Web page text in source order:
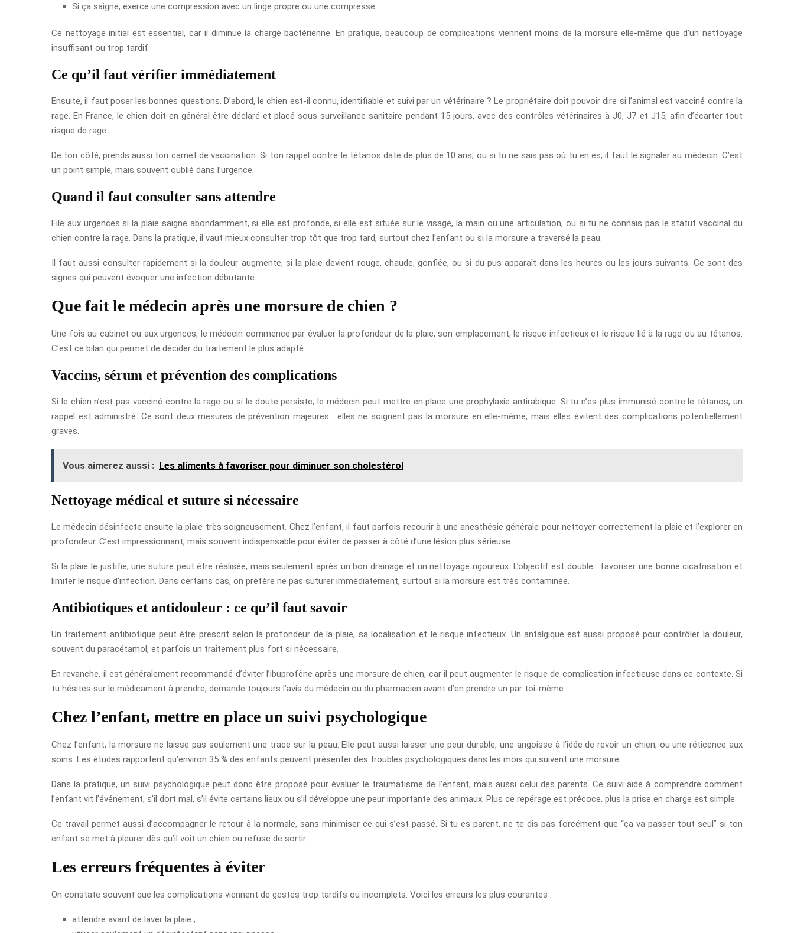
Si ça saigne, exerce une compression avec un linge propre ou une compresse.
Ce nettoyage initial est essentiel, car il diminue la charge bactérienne. En pratique, beaucoup de complications viennent moins de la morsure elle-même que d’un nettoyage
insuffisant ou trop tardif.
Ce qu’il faut vérifier immédiatement
Ensuite, il faut poser les bonnes questions. D’abord, le chien est-il connu, identifiable et suivi par un vétérinaire ? Le propriétaire doit pouvoir dire si l’animal est vacciné contre la
rage. En France, le chien doit en général être déclaré et placé sous surveillance sanitaire pendant 15 jours, avec des contrôles vétérinaires à J0, J7 et J15, afin d’écarter tout
risque de rage.
De ton côté, prends aussi ton carnet de vaccination. Si ton rappel contre le tétanos date de plus de 10 ans, ou si tu ne sais pas où tu en es, il faut le signaler au médecin. C’est
un point simple, mais souvent oublié dans l’urgence.
Quand il faut consulter sans attendre
File aux urgences si la plaie saigne abondamment, si elle est profonde, si elle est située sur le visage, la main ou une articulation, ou si tu ne connais pas le statut vaccinal du
chien contre la rage. Dans la pratique, il vaut mieux consulter trop tôt que trop tard, surtout chez l’enfant ou si la morsure a traversé la peau.
Il faut aussi consulter rapidement si la douleur augmente, si la plaie devient rouge, chaude, gonflée, ou si du pus apparaît dans les heures ou les jours suivants. Ce sont des
signes qui peuvent évoquer une infection débutante.
Que fait le médecin après une morsure de chien ?
Une fois au cabinet ou aux urgences, le médecin commence par évaluer la profondeur de la plaie, son emplacement, le risque infectieux et le risque lié à la rage ou au tétanos.
C’est ce bilan qui permet de décider du traitement le plus adapté.
Vaccins, sérum et prévention des complications
Si le chien n’est pas vacciné contre la rage ou si le doute persiste, le médecin peut mettre en place une prophylaxie antirabique. Si tu n’es plus immunisé contre le tétanos, un
rappel est administré. Ce sont deux mesures de prévention majeures : elles ne soignent pas la morsure en elle-même, mais elles évitent des complications potentiellement
graves.
Vous aimerez aussi : Les aliments à favoriser pour diminuer son cholestérol
Nettoyage médical et suture si nécessaire
Le médecin désinfecte ensuite la plaie très soigneusement. Chez l’enfant, il faut parfois recourir à une anesthésie générale pour nettoyer correctement la plaie et l’explorer en
profondeur. C’est impressionnant, mais souvent indispensable pour éviter de passer à côté d’une lésion plus sérieuse.
Si la plaie le justifie, une suture peut être réalisée, mais seulement après un bon drainage et un nettoyage rigoureux. L’objectif est double : favoriser une bonne cicatrisation et
limiter le risque d’infection. Dans certains cas, on préfère ne pas suturer immédiatement, surtout si la morsure est très contaminée.
Antibiotiques et antidouleur : ce qu’il faut savoir
Un traitement antibiotique peut être prescrit selon la profondeur de la plaie, sa localisation et le risque infectieux. Un antalgique est aussi proposé pour contrôler la douleur,
souvent du paracétamol, et parfois un traitement plus fort si nécessaire.
En revanche, il est généralement recommandé d’éviter l’ibuprofène après une morsure de chien, car il peut augmenter le risque de complication infectieuse dans ce contexte. Si
tu hésites sur le médicament à prendre, demande toujours l’avis du médecin ou du pharmacien avant d’en prendre un par toi-même.
Chez l’enfant, mettre en place un suivi psychologique
Chez l’enfant, la morsure ne laisse pas seulement une trace sur la peau. Elle peut aussi laisser une peur durable, une angoisse à l’idée de revoir un chien, ou une réticence aux
soins. Les études rapportent qu’environ 35 % des enfants peuvent présenter des troubles psychologiques dans les mois qui suivent une morsure.
Dans la pratique, un suivi psychologique peut donc être proposé pour évaluer le traumatisme de l’enfant, mais aussi celui des parents. Ce suivi aide à comprendre comment
l’enfant vit l’événement, s’il dort mal, s’il évite certains lieux ou s’il développe une peur importante des animaux. Plus ce repérage est précoce, plus la prise en charge est simple.
Ce travail permet aussi d’accompagner le retour à la normale, sans minimiser ce qui s’est passé. Si tu es parent, ne te dis pas forcément que “ça va passer tout seul” si ton
enfant se met à pleurer dès qu’il voit un chien ou refuse de sortir.
Les erreurs fréquentes à éviter
On constate souvent que les complications viennent de gestes trop tardifs ou incomplets. Voici les erreurs les plus courantes :
attendre avant de laver la plaie ;